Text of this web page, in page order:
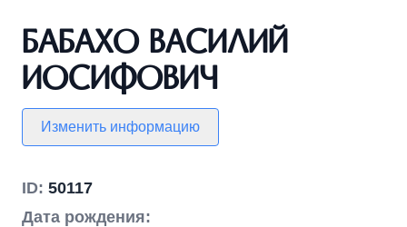
Бабахо Василий
Иосифович
Изменить информацию
ID: 50117
Дата рождения: